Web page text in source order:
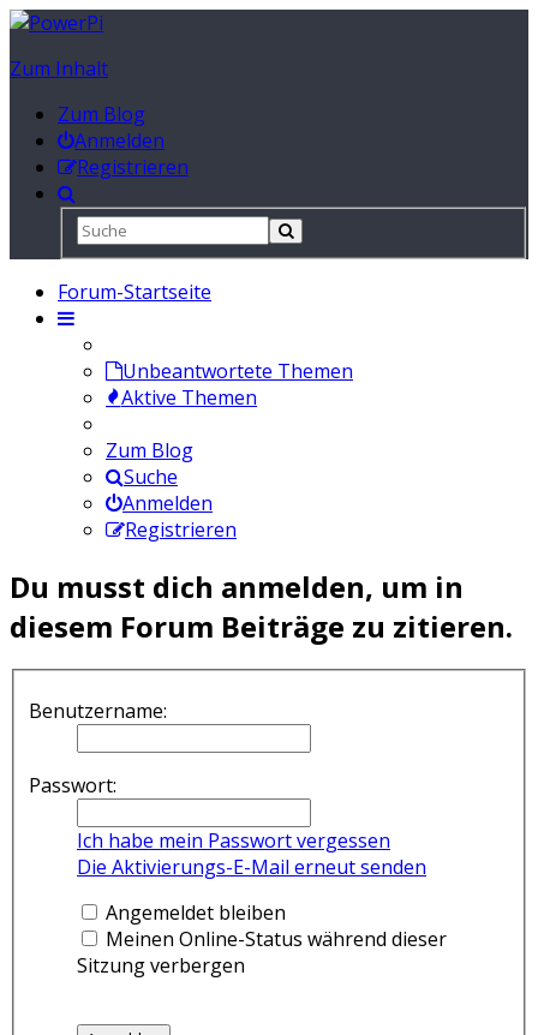
Zum Inhalt
Zum Blog
Anmelden
Registrieren
Forum-Startseite
Unbeantwortete Themen
Aktive Themen
Zum Blog
Suche
Anmelden
Registrieren
Du musst dich anmelden, um in
diesem Forum Beiträge zu zitieren.
Benutzername:
Passwort:
Ich habe mein Passwort vergessen
Die Aktivierungs-E-Mail erneut senden
Angemeldet bleiben
Meinen Online-Status während dieser
Sitzung verbergen